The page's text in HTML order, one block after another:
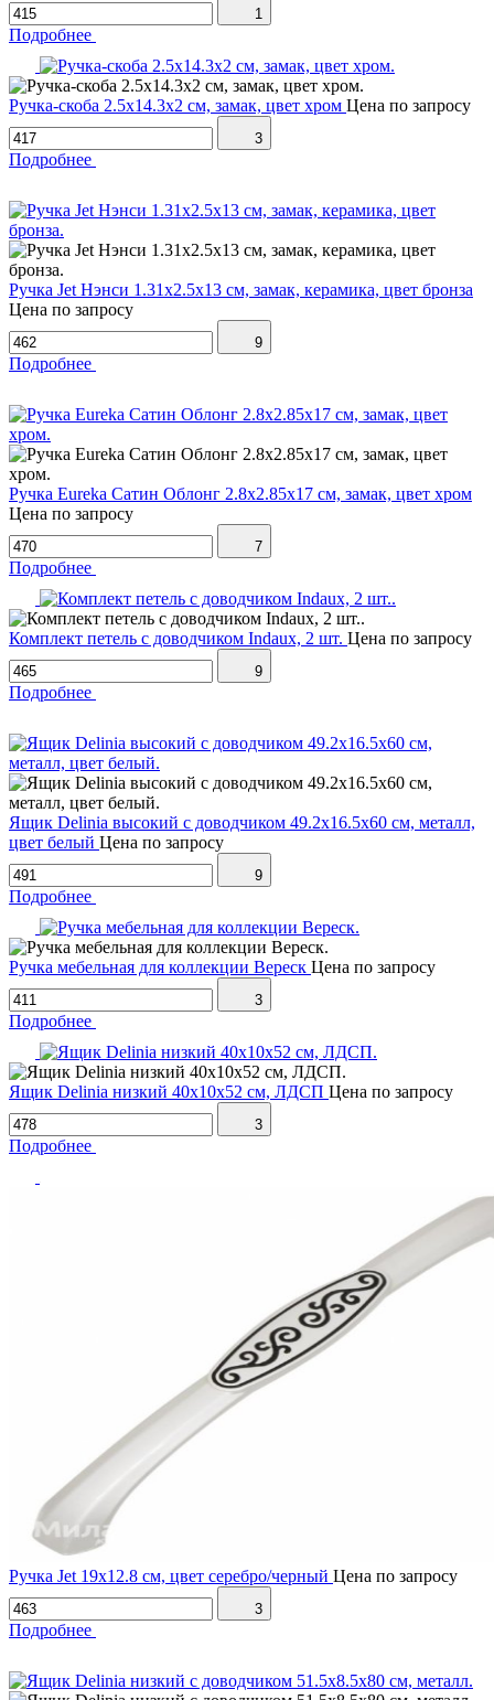
1
Подробнее
Ручка-скоба 2.5х14.3х2 см, замак, цвет хром Цена по запросу
3
Подробнее
Ручка Jet Нэнси 1.31х2.5х13 см, замак, керамика, цвет бронза
Цена по запросу
9
Подробнее
Ручка Eureka Сатин Облонг 2.8х2.85х17 см, замак, цвет хром
Цена по запросу
7
Подробнее
Комплект петель с доводчиком Indaux, 2 шт. Цена по запросу
9
Подробнее
Ящик Delinia высокий с доводчиком 49.2х16.5х60 см, металл,
цвет белый Цена по запросу
9
Подробнее
Ручка мебельная для коллекции Вереск Цена по запросу
3
Подробнее
Ящик Delinia низкий 40х10х52 см, ЛДСП Цена по запросу
3
Подробнее
Ручка Jet 19х12.8 см, цвет серебро/черный Цена по запросу
3
Подробнее